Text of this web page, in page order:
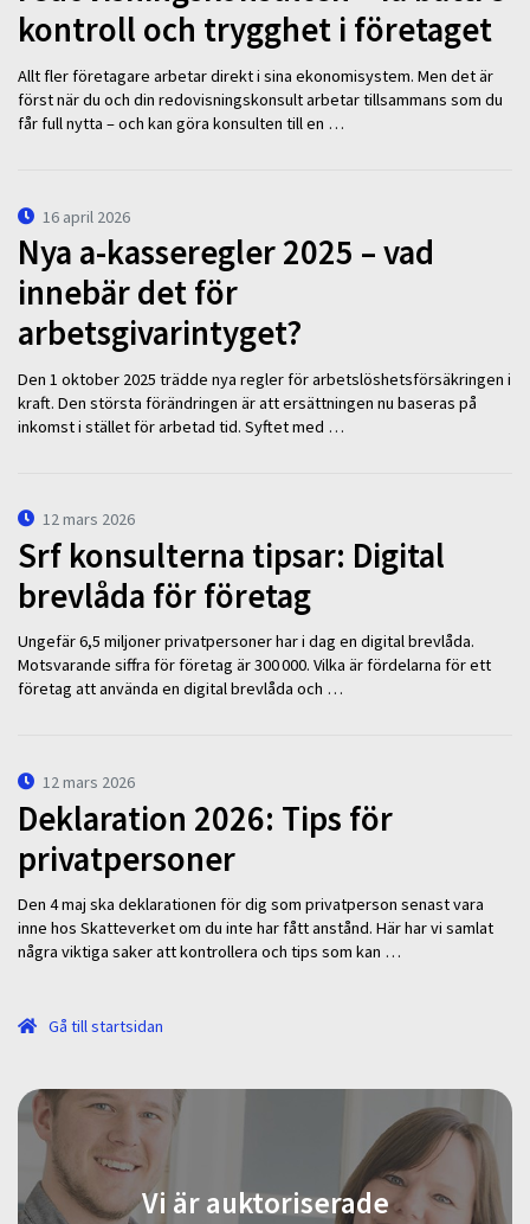
kontroll och trygghet i företaget
Allt fler företagare arbetar direkt i sina ekonomisystem. Men det är
först när du och din redovisningskonsult arbetar tillsammans som du
får full nytta – och kan göra konsulten till en …
16 april 2026
Nya a-kasseregler 2025 – vad
innebär det för
arbetsgivarintyget?
Den 1 oktober 2025 trädde nya regler för arbetslöshetsförsäkringen i
kraft. Den största förändringen är att ersättningen nu baseras på
inkomst i stället för arbetad tid. Syftet med …
12 mars 2026
Srf konsulterna tipsar: Digital
brevlåda för företag
Ungefär 6,5 miljoner privatpersoner har i dag en digital brevlåda.
Motsvarande siffra för företag är 300 000. Vilka är fördelarna för ett
företag att använda en digital brevlåda och …
12 mars 2026
Deklaration 2026: Tips för
privatpersoner
Den 4 maj ska deklarationen för dig som privatperson senast vara
inne hos Skatteverket om du inte har fått anstånd. Här har vi samlat
några viktiga saker att kontrollera och tips som kan …
Gå till startsidan
Vi är auktoriserade